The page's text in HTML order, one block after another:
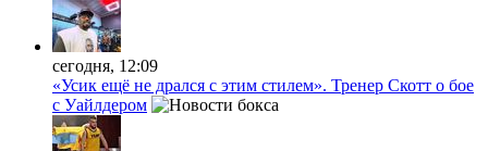
сегодня, 12:09
«Усик ещё не дрался с этим стилем». Тренер Скотт о бое
с Уайлдером